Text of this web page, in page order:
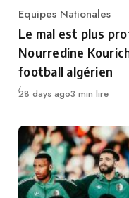
Category
Equipes Nationales
Le mal est plus
Nourredine
football algérien
Publié
28 days ago3 min lire